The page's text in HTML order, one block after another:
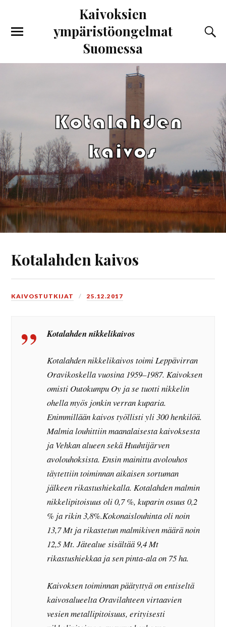
Kaivoksien
ympäristöongelmat
Suomessa
Kotalahden kaivos
KAIVOSTUTKIJAT 25.12.2017
Kotalahden nikkelikaivos
Kotalahden nikkelikaivos toimi Leppävirran
Oravikoskella vuosina 1959–1987. Kaivoksen
omisti Outokumpu Oy ja se tuotti nikkelin
ohella myös jonkin verran kuparia.
Enimmillään kaivos työllisti yli 300 henkilöä.
Malmia louhittiin maanalaisesta kaivoksesta
ja Vehkan alueen sekä Huuhtijärven
avolouhoksista. Ensin mainittu avolouhos
täytettiin toiminnan aikaisen sortuman
jälkeen rikastushiekalla. Kotalahden malmin
nikkelipitoisuus oli 0,7 %, kuparin osuus 0,2
% ja rikin 3,8%.Kokonaislouhinta oli noin
13,7 Mt ja rikastetun malmikiven määrä noin
12,5 Mt. Jätealue sisältää 9,4 Mt
rikastushiekkaa ja sen pinta-ala on 75 ha.
Kaivoksen toiminnan päätyttyä on entiseltä
kaivosalueelta Oravilahteen virtaavien
vesien metallipitoisuus, erityisesti